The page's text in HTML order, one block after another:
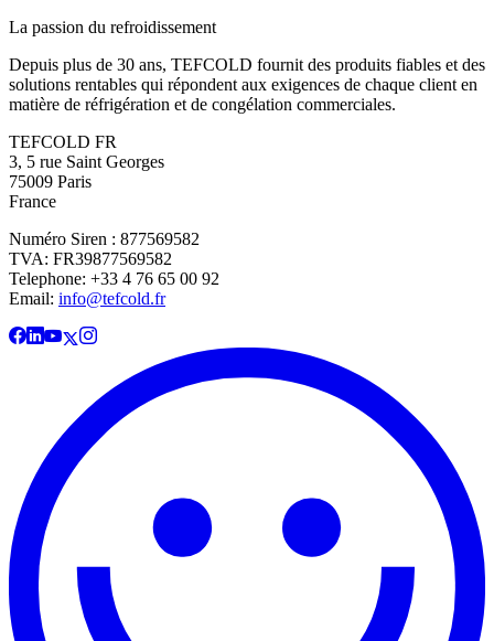
La passion du refroidissement
Depuis plus de 30 ans, TEFCOLD fournit des produits fiables et des
solutions rentables qui répondent aux exigences de chaque client en
matière de réfrigération et de congélation commerciales.
TEFCOLD FR
3, 5 rue Saint Georges
75009 Paris
France
Numéro Siren : 877569582
TVA: FR39877569582
Telephone: +33 4 76 65 00 92
Email: info@tefcold.fr